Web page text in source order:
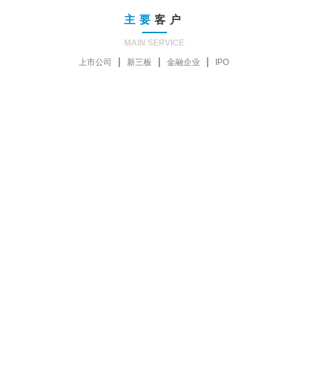
主要 客户
MAIN SERVICE
上市公司
新三板 金融企业 IPO